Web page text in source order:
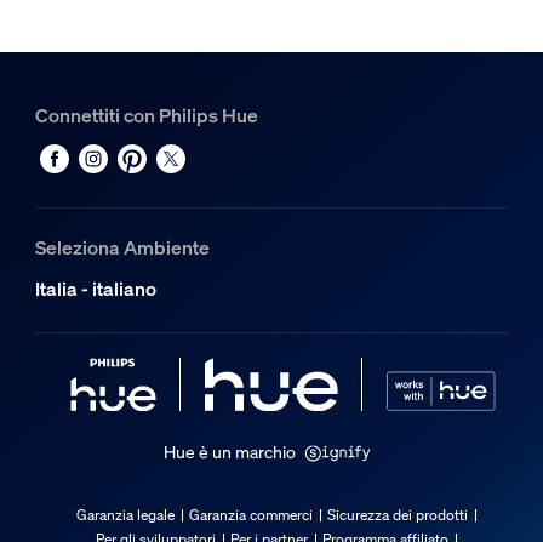
Connettiti con Philips Hue
Seleziona Ambiente
Italia - italiano
Hue è un marchio
Garanzia legale Garanzia commerci
Sicurezza dei prodotti